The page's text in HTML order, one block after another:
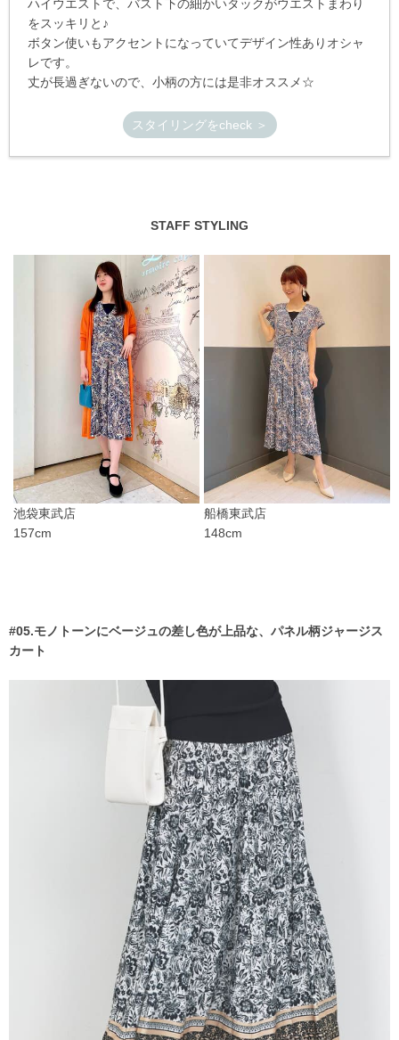
ハイウエストで、バスト下の細かいタックがウエストまわり
をスッキリと♪
ボタン使いもアクセントになっていてデザイン性ありオシャ
レです。
丈が長過ぎないので、小柄の方には是非オススメ☆
スタイリングをcheck ＞
STAFF STYLING
池袋東武店
157cm
船橋東武店
148cm
#05.モノトーンにベージュの差し色が上品な、パネル柄ジャージス
カート